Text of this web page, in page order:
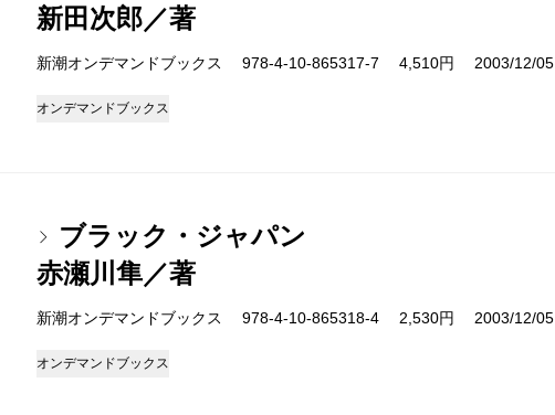
新田次郎／著
新潮オンデマンドブックス 978-4-10-865317-7 4,510円 2003/12/05
オンデマンドブックス
ブラック・ジャパン
赤瀬川隼／著
新潮オンデマンドブックス 978-4-10-865318-4 2,530円 2003/12/05
オンデマンドブックス